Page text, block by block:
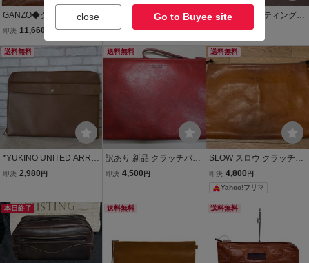
GANZO◆クラッチバッグ/
ハンドバッグ/2way/レザ
ー/BRW/無地/傷あり//
即決 11,660
JAGENBERG 本革 レ
ザー 書類鞄 クラッチ
バッグ マチ無し
即決 4,800円
TUSTING タスティング
ポーチ 保存袋有り 7cm ×
26cm × 15.5cm
現在 6,415円
送料無料
*YUKINO UNITED ARRO
WS/ユキノ*レザー*クラッ
即決 2,980 円
送料無料
訳あり 新品 クラッチバッ
グ BAG Muddy Jack Soup
めのサイズ
即決 4,500 円
送料無料
SLOW スロウ クラッチバ
ッグ ポーチ 栃木レザー キ
ャメル
即決 4,800 円
Yahoo!フリマ
本日終了 送料無料 送料無料
close Go to Buyee site